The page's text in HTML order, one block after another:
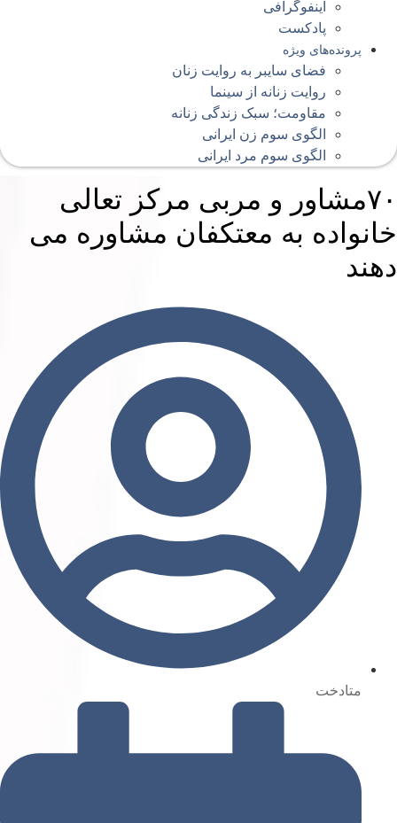
اینفوگرافی
پادکست
پرونده‌های ویژه
فضای سایبر به روایت زنان
روایت زنانه از سینما
مقاومت؛ سبک زندگی زنانه
الگوی سوم زن ایرانی
الگوی سوم مرد ایرانی
۷۰مشاور و مربی مرکز تعالی
به معتکفان مشاوره می
متادخت